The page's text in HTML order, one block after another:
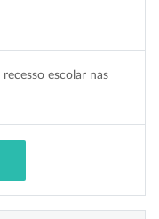
escolar nas